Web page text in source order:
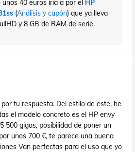
unos 40 euros iría a por el HP
(Análisis y cupón) que ya lleva
y 8 GB de RAM de serie.
tu respuesta. Del estilo de este, he
el modelo concreto es el HP envy
500 gigas, posibilidad de poner un
unos 700 €, te parece una buena
Van perfectas para el uso que yo